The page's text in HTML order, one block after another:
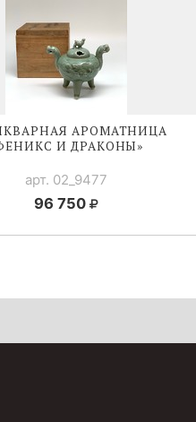
АРОМАТНИЦА
И ДРАКОНЫ»
арт. 02_9477
96 750